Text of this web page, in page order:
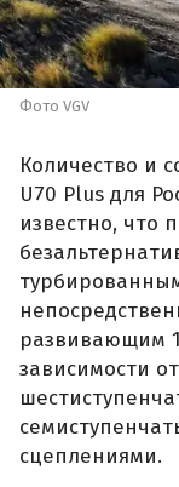
Фото VGV
Количество и
U70 Plus для
известно, что
развивающим
зависимости
сцеплениями.